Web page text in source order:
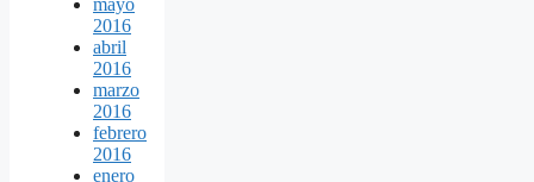
mayo
2016
abril
2016
marzo
2016
febrero
2016
enero